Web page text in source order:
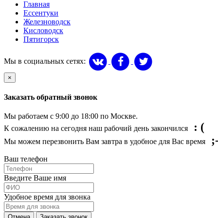
Главная
Ессентуки
Железноводск
Кисловодск
Пятигорск
Мы в социальных сетях:
×
Заказать обратный звонок
Мы работаем с 9:00 до 18:00 по Москве.
К сожалению на сегодня наш рабочий день закончился
: (
Мы можем перезвонить Вам завтра в удобное для Вас время
Ваш телефон
Введите Ваше имя
Удобное время для звонка